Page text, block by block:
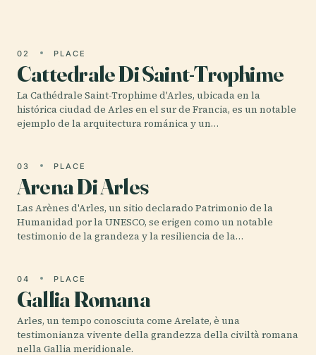
02 PLACE
Cattedrale Di Saint-Trophime
La Cathédrale Saint-Trophime d'Arles, ubicada en la
histórica ciudad de Arles en el sur de Francia, es un notable
ejemplo de la arquitectura románica y un…
03 PLACE
Arena Di Arles
Las Arènes d'Arles, un sitio declarado Patrimonio de la
Humanidad por la UNESCO, se erigen como un notable
testimonio de la grandeza y la resiliencia de la…
04 PLACE
Gallia Romana
Arles, un tempo conosciuta come Arelate, è una
testimonianza vivente della grandezza della civiltà romana
nella Gallia meridionale.